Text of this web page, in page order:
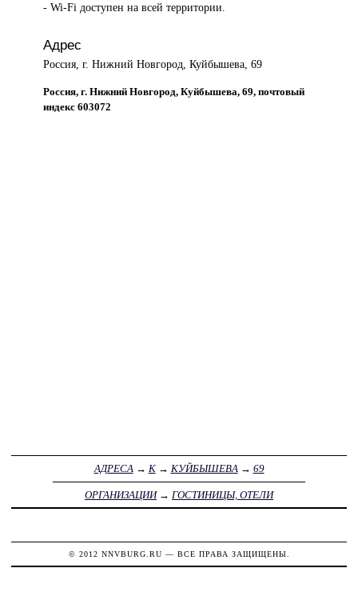
- Wi-Fi доступен на всей территории.
Адрес
Россия, г. Нижний Новгород, Куйбышева, 69
Россия, г. Нижний Новгород, Куйбышева, 69, почтовый
индекс 603072
АДРЕСА→ К→ КУЙБЫШЕВА→ 69
ОРГАНИЗАЦИИ→ ГОСТИНИЦЫ, ОТЕЛИ
© 2012 NNVBURG.RU — ВСЕ ПРАВА ЗАЩИЩЕНЫ.